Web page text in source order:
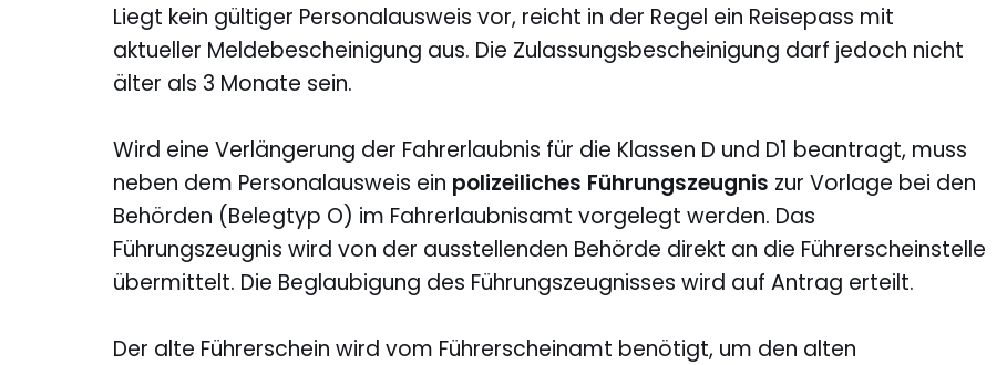
Liegt kein gültiger Personalausweis vor, reicht in der Regel ein Reisepass mit
aktueller Meldebescheinigung aus. Die Zulassungsbescheinigung darf jedoch nicht
älter als 3 Monate sein.
Wird eine Verlängerung der Fahrerlaubnis für die Klassen D und D1 beantragt, muss
neben dem Personalausweis ein polizeiliches Führungszeugnis zur Vorlage bei den
Behörden (Belegtyp O) im Fahrerlaubnisamt vorgelegt werden. Das
Führungszeugnis wird von der ausstellenden Behörde direkt an die Führerscheinstelle
übermittelt. Die Beglaubigung des Führungszeugnisses wird auf Antrag erteilt.
Der alte Führerschein wird vom Führerscheinamt benötigt, um den alten